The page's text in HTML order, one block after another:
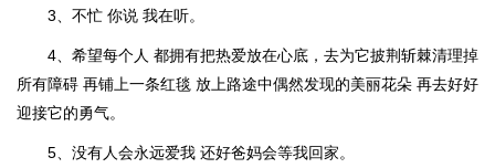
3、不忙 你说 我在听。
4、希望每个人 都拥有把热爱放在心底，去为它披荆斩棘清理掉
所有障碍 再铺上一条红毯 放上路途中偶然发现的美丽花朵 再去好好
迎接它的勇气。
5、没有人会永远爱我 还好爸妈会等我回家。